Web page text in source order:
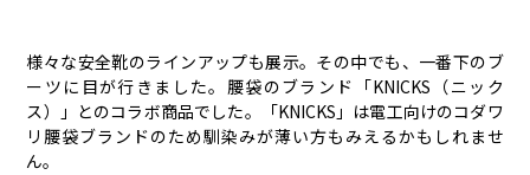
様々な安全靴のラインアップも展示。その中でも、一番下のブ
ーツに目が行きました。腰袋のブランド「KNICKS（ニック
ス）」とのコラボ商品でした。「KNICKS」は電工向けのコダワ
リ腰袋ブランドのため馴染みが薄い方もみえるかもしれませ
ん。